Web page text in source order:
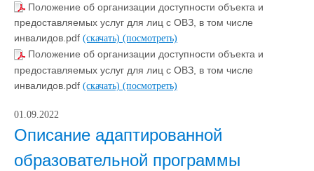
Положение об организации доступности объекта и
предоставляемых услуг для лиц с ОВЗ, в том числе
инвалидов.pdf (скачать) (посмотреть)
Положение об организации доступности объекта и
предоставляемых услуг для лиц с ОВЗ, в том числе
инвалидов.pdf (скачать) (посмотреть)
01.09.2022
Описание адаптированной
образовательной программы